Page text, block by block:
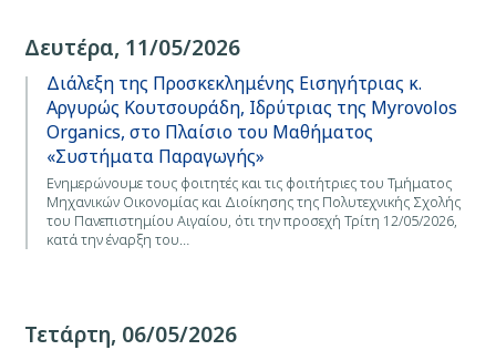
Δευτέρα, 11/05/2026
Διάλεξη της Προσκεκλημένης Εισηγήτριας κ.
Αργυρώς Κουτσουράδη, Ιδρύτριας της Myrovolos
Organics, στο Πλαίσιο του Μαθήματος
«Συστήματα Παραγωγής»
Ενημερώνουμε τους φοιτητές και τις φοιτήτριες του Τμήματος
Μηχανικών Οικονομίας και Διοίκησης της Πολυτεχνικής Σχολής
του Πανεπιστημίου Αιγαίου, ότι την προσεχή Τρίτη 12/05/2026,
κατά την έναρξη του…
Τετάρτη, 06/05/2026